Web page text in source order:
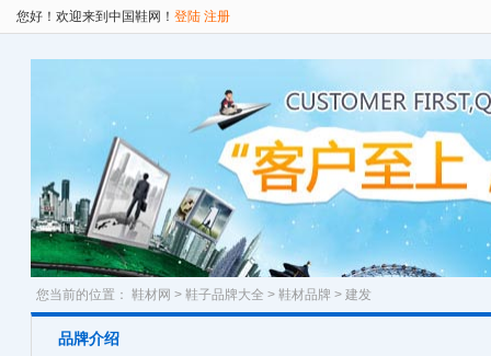
您好！欢迎来到中国鞋网！ 登陆 注册
您当前的位置： 鞋材网 > 鞋子品牌大全 > 鞋材品牌 > 建发
品牌介绍